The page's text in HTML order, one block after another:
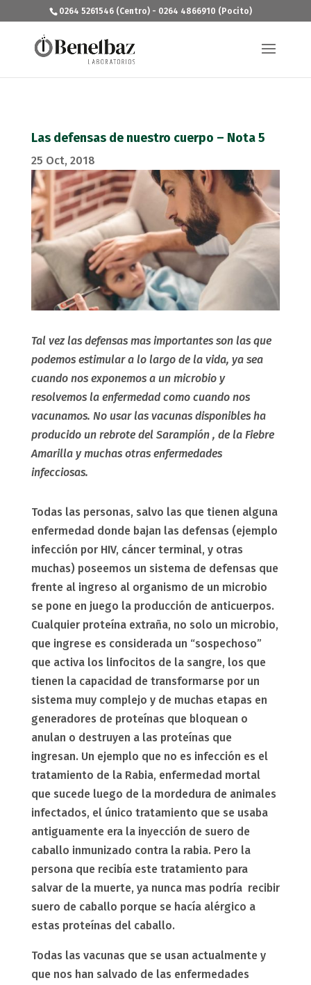
0264 5261546 (Centro) - 0264 4866910 (Pocito)
Las defensas de nuestro cuerpo – Nota 5
25 Oct, 2018
Tal vez las defensas mas importantes son las que
podemos estimular a lo largo de la vida, ya sea
cuando nos exponemos a un microbio y
resolvemos la enfermedad como cuando nos
vacunamos. No usar las vacunas disponibles ha
producido un rebrote del Sarampión , de la Fiebre
Amarilla y muchas otras enfermedades
infecciosas.
Todas las personas, salvo las que tienen alguna
enfermedad donde bajan las defensas (ejemplo
infección por HIV, cáncer terminal, y otras
muchas) poseemos un sistema de defensas que
frente al ingreso al organismo de un microbio
se pone en juego la producción de anticuerpos.
Cualquier proteína extraña, no solo un microbio,
que ingrese es considerada un “sospechoso”
que activa los linfocitos de la sangre, los que
tienen la capacidad de transformarse por un
sistema muy complejo y de muchas etapas en
generadores de proteínas que bloquean o
anulan o destruyen a las proteínas que
ingresan. Un ejemplo que no es infección es el
tratamiento de la Rabia, enfermedad mortal
que sucede luego de la mordedura de animales
infectados, el único tratamiento que se usaba
antiguamente era la inyección de suero de
caballo inmunizado contra la rabia. Pero la
persona que recibía este tratamiento para
salvar de la muerte, ya nunca mas podría recibir
suero de caballo porque se hacía alérgico a
estas proteínas del caballo.
Todas las vacunas que se usan actualmente y
que nos han salvado de las enfermedades